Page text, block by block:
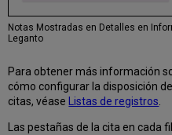
Notas Mostradas en Detalles en
Leganto
Para obtener más información
cómo configurar la disposición
citas, véase Listas de registros.
Las pestañas de la cita en cada